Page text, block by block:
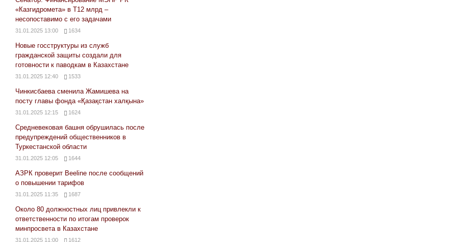
«Казгидромета» в Т12 млрд –
несопоставимо с его задачами
31.01.2025 13:00 1634
Новые госструктуры из служб
гражданской защиты создали для
готовности к паводкам в Казахстане
31.01.2025 12:40 1533
Чинкисбаева сменила Жамишева на
посту главы фонда «Қазақстан халқына»
31.01.2025 12:15 1624
Средневековая башня обрушилась после
предупреждений общественников в
Туркестанской области
31.01.2025 12:05 1644
АЗРК проверит Beeline после сообщений
о повышении тарифов
31.01.2025 11:35 1687
Около 80 должностных лиц привлекли к
ответственности по итогам проверок
минпросвета в Казахстане
31.01.2025 11:00 1612